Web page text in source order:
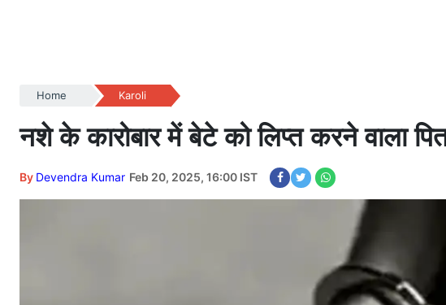
Home Karoli
नशे के कारोबार में बेटे को लिप्त करने वाला
By Devendra Kumar Feb 20, 2025, 16:00 IST